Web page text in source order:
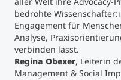
bedrohte
Engagement für
Analyse,
verbinden lässt.
Regina Obexer, Leiterin
Management & Social